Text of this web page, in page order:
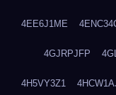
4EE6J1ME
4GJRPJFP
4H5VY3Z1